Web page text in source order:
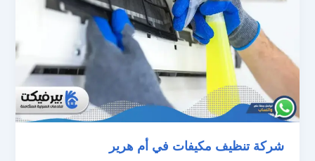
شركة تنظيف مكيفات في أم هرير